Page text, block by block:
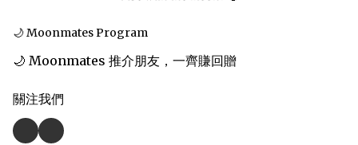
🌙 Moonmates Program
🌙 Moonmates 推介朋友，一齊賺回贈
關注我們